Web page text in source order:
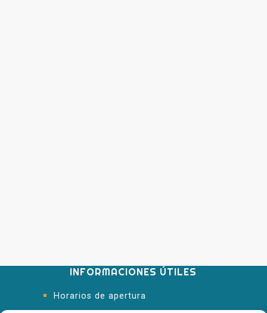
INFORMACIONES ÚTILES
Horarios de apertura